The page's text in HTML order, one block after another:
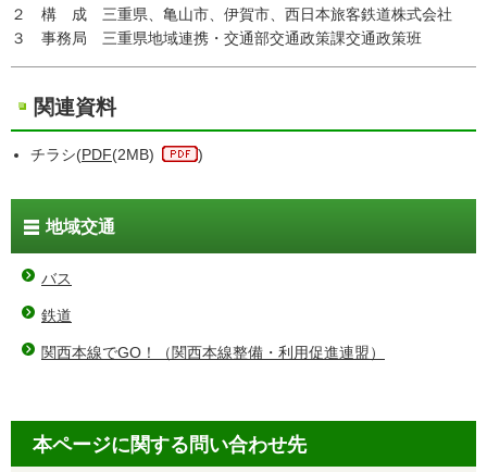
２ 構 成 三重県、亀山市、伊賀市、西日本旅客鉄道株式会社
３ 事務局 三重県地域連携・交通部交通政策課交通政策班
関連資料
チラシ(PDF(2MB) )
地域交通
バス
鉄道
関西本線でGO！（関西本線整備・利用促進連盟）
本ページに関する問い合わせ先